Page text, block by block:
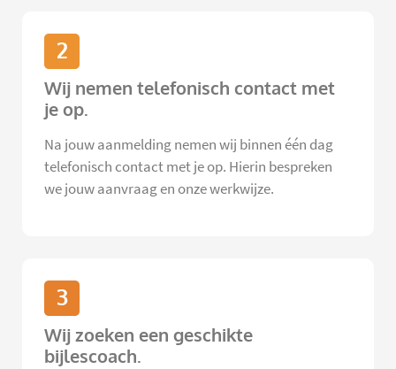
2
Wij nemen telefonisch contact met
je op.
Na jouw aanmelding nemen wij binnen één dag
telefonisch contact met je op. Hierin bespreken
we jouw aanvraag en onze werkwijze.
3
Wij zoeken een geschikte
bijlescoach.